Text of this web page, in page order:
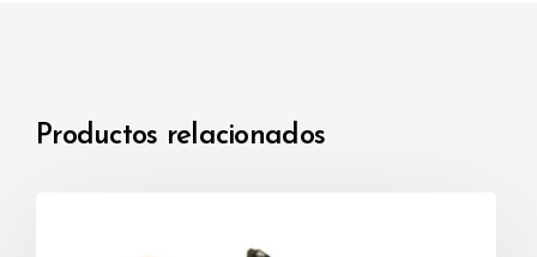
Productos relacionados